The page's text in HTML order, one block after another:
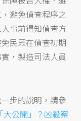
避免偵查程序之
事前得知偵查方
民眾在偵查初期
，製造司法人員
步的說明，請參
大公開」？凶殺案